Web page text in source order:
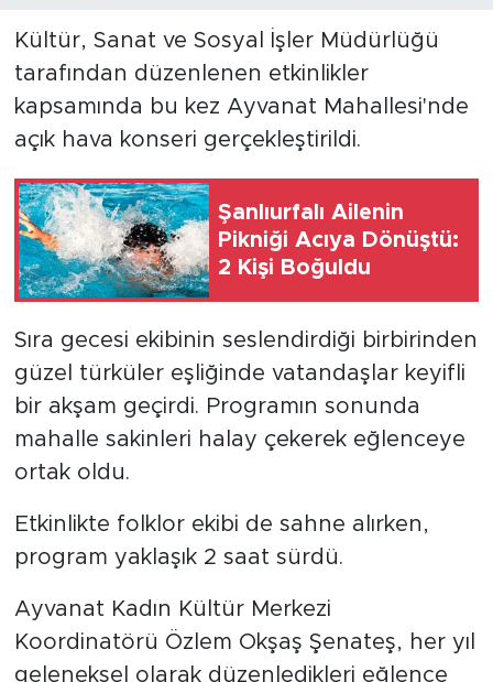
Kültür, Sanat ve Sosyal İşler Müdürlüğü
tarafından düzenlenen etkinlikler
kapsamında bu kez Ayvanat Mahallesi'nde
açık hava konseri gerçekleştirildi.
Şanlıurfalı Ailenin
Pikniği Acıya Dönüştü:
2 Kişi Boğuldu
Sıra gecesi ekibinin seslendirdiği birbirinden
güzel türküler eşliğinde vatandaşlar keyifli
bir akşam geçirdi. Programın sonunda
mahalle sakinleri halay çekerek eğlenceye
ortak oldu.
Etkinlikte folklor ekibi de sahne alırken,
program yaklaşık 2 saat sürdü.
Ayvanat Kadın Kültür Merkezi
Koordinatörü Özlem Okşaş Şenateş, her yıl
geleneksel olarak düzenledikleri eğlence